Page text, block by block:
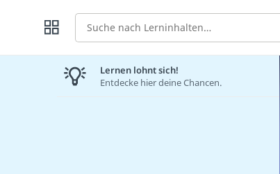
Suche
Lernen lohnt sich!
Entdecke hier deine Chancen.